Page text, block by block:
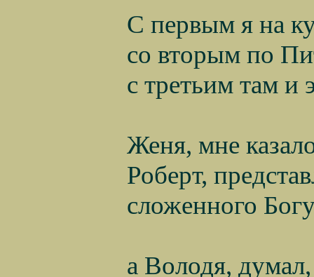
С первым я на
со вторым по
с третьим там и
Женя, мне
Роберт,
сложенного
а Володя, думал,